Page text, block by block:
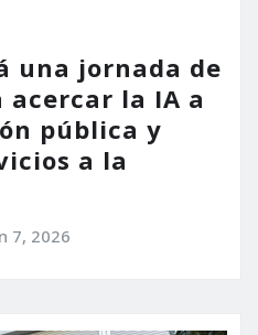
una jornada de
la IA a
pública y
a la
7, 2026